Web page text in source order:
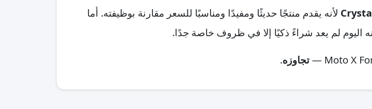
لأنه يقدم منتجًا حديثًا ومفيدًا ومناسبًا للسعر مقارنة بوظيفته. أما
اليوم لم يعد شراءً ذكيًا إلا في ظروف خاصة جدًا.
تجاوزه.